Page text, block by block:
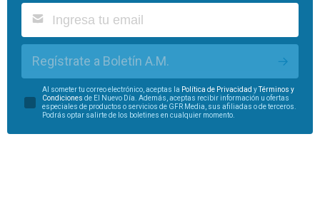
Regístrate a Boletín A.M.
Al someter tu correo electrónico, aceptas la Política de Privacidad y
Términos y
Condiciones de El Nuevo Día. Además, aceptas recibir información u ofertas
especiales de productos o servicios de GFR Media, sus afiliadas o de terceros.
Podrás optar salirte de los boletines en cualquier momento.